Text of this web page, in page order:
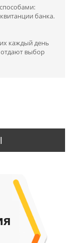
банка.
каждый день
выбор